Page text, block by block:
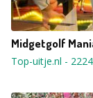
Midgetgolf
Top-uitje.nl -